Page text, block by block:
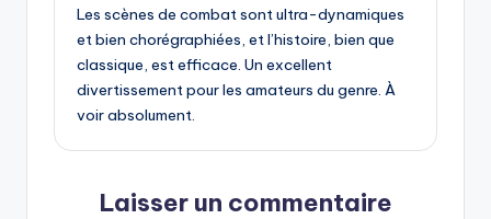
Les scènes de combat sont ultra-dynamiques
et bien chorégraphiées, et l’histoire, bien que
classique, est efficace. Un excellent
divertissement pour les amateurs du genre. À
voir absolument.
Laisser un commentaire